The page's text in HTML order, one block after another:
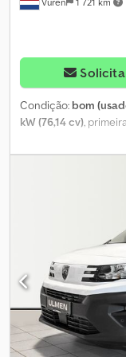
Condição: bom
kW (76,14 cv),
distância entre eixos:
,
espaço de carga:
1
ABS, Apple
tração, controlo de
elétrico, fecho
Outras opções e
halógena - Manual -